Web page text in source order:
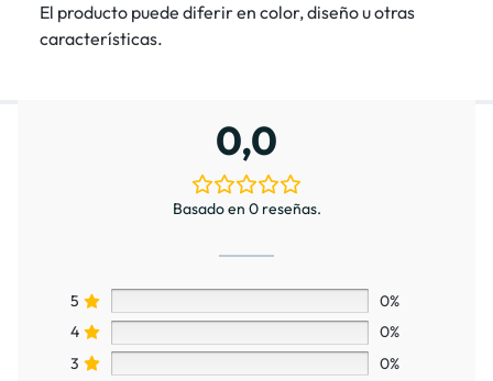
El producto puede diferir en color, diseño u otras
características.
0,0
Basado en 0 reseñas.
5
0%
4
0%
3
0%